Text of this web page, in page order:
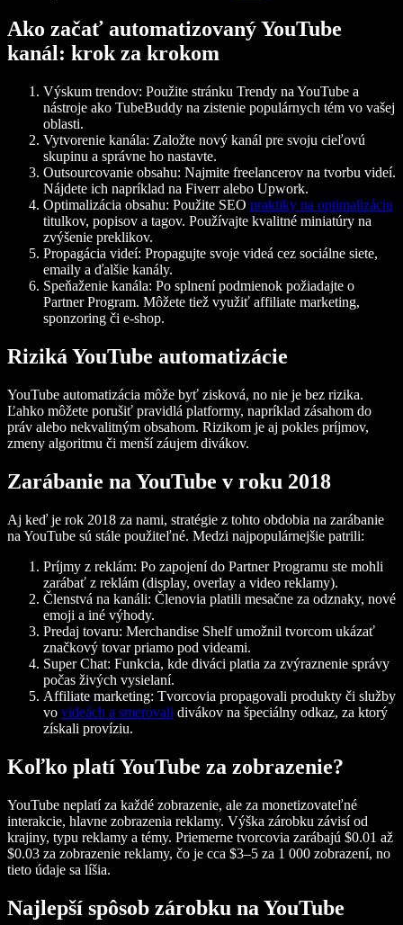
Ako začať automatizovaný YouTube
kanál: krok za krokom
Výskum trendov: Použite stránku Trendy na YouTube a
nástroje ako TubeBuddy na zistenie populárnych tém vo vašej
oblasti.
Vytvorenie kanála: Založte nový kanál pre svoju cieľovú
skupinu a správne ho nastavte.
Outsourcovanie obsahu: Najmite freelancerov na tvorbu videí.
Nájdete ich napríklad na Fiverr alebo Upwork.
Optimalizácia obsahu: Použite SEO praktiky na optimalizáciu
titulkov, popisov a tagov. Používajte kvalitné miniatúry na
zvýšenie preklikov.
Propagácia videí: Propagujte svoje videá cez sociálne siete,
emaily a ďalšie kanály.
Speňaženie kanála: Po splnení podmienok požiadajte o
Partner Program. Môžete tiež využiť affiliate marketing,
sponzoring či e‑shop.
Riziká YouTube automatizácie
YouTube automatizácia môže byť zisková, no nie je bez rizika.
Ľahko môžete porušiť pravidlá platformy, napríklad zásahom do
práv alebo nekvalitným obsahom. Rizikom je aj pokles príjmov,
zmeny algoritmu či menší záujem divákov.
Zarábanie na YouTube v roku 2018
Aj keď je rok 2018 za nami, stratégie z tohto obdobia na zarábanie
na YouTube sú stále použiteľné. Medzi najpopulárnejšie patrili:
Príjmy z reklám: Po zapojení do Partner Programu ste mohli
zarábať z reklám (display, overlay a video reklamy).
Členstvá na kanáli: Členovia platili mesačne za odznaky, nové
emoji a iné výhody.
Predaj tovaru: Merchandise Shelf umožnil tvorcom ukázať
značkový tovar priamo pod videami.
Super Chat: Funkcia, kde diváci platia za zvýraznenie správy
počas živých vysielaní.
Affiliate marketing: Tvorcovia propagovali produkty či služby
vo videách a smerovali divákov na špeciálny odkaz, za ktorý
získali províziu.
Koľko platí YouTube za zobrazenie?
YouTube neplatí za každé zobrazenie, ale za monetizovateľné
interakcie, hlavne zobrazenia reklamy. Výška zárobku závisí od
krajiny, typu reklamy a témy. Priemerne tvorcovia zarábajú $0.01 až
$0.03 za zobrazenie reklamy, čo je cca $3–5 za 1 000 zobrazení, no
tieto údaje sa líšia.
Najlepší spôsob zárobku na YouTube